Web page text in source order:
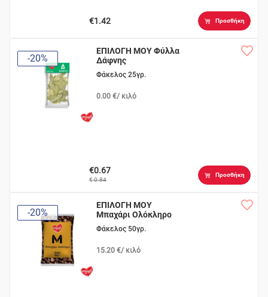
€1.42 Προσθήκη
-20%
ΕΠΙΛΟΓΗ ΜΟΥ Φύλλα
Δάφνης
Φάκελος 25γρ.
0.00 €/ κιλό
€0.67
€ 0.84
Προσθήκη
-20%
ΕΠΙΛΟΓΗ ΜΟΥ
Μπαχάρι Ολόκληρο
Φάκελος 50γρ.
15.20 €/ κιλό